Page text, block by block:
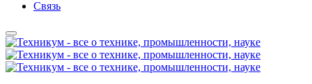
Связь